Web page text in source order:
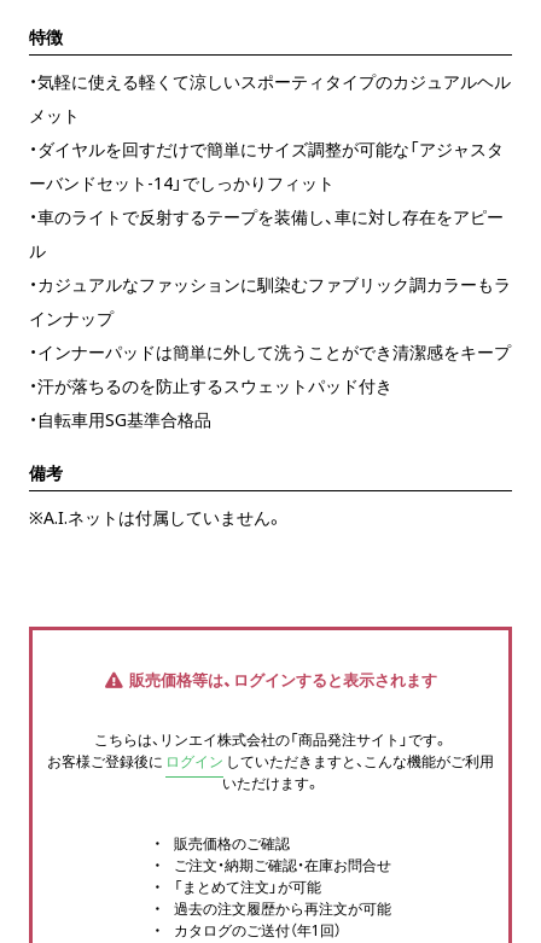
特徴
・気軽に使える軽くて涼しいスポーティタイプのカジュアルヘル
メット
・ダイヤルを回すだけで簡単にサイズ調整が可能な「アジャスタ
ーバンドセット-14」でしっかりフィット
・車のライトで反射するテープを装備し、車に対し存在をアピー
ル
・カジュアルなファッションに馴染むファブリック調カラーもラ
インナップ
・インナーパッドは簡単に外して洗うことができ清潔感をキープ
・汗が落ちるのを防止するスウェットパッド付き
・自転車用SG基準合格品
備考
※A.I.ネットは付属していません。
販売価格等は、ログインすると表示されます
こちらは、リンエイ株式会社の「商品発注サイト」です。
お客様ご登録後に ログイン していただきますと、こんな機能がご利用
いただけます。
販売価格のご確認
ご注文・納期ご確認・在庫お問合せ
「まとめて注文」が可能
過去の注文履歴から再注文が可能
カタログのご送付（年1回）